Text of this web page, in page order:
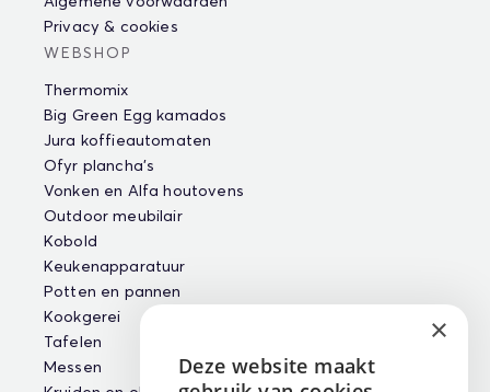
Privacy & cookies
WEBSHOP
Thermomix
Big Green Egg kamados
Jura koffieautomaten
Ofyr plancha's
Vonken en Alfa houtovens
Outdoor meubilair
Kobold
Keukenapparatuur
Potten en pannen
Kookgerei
Tafelen
Messen
ENGLISH
×
Deze website maakt